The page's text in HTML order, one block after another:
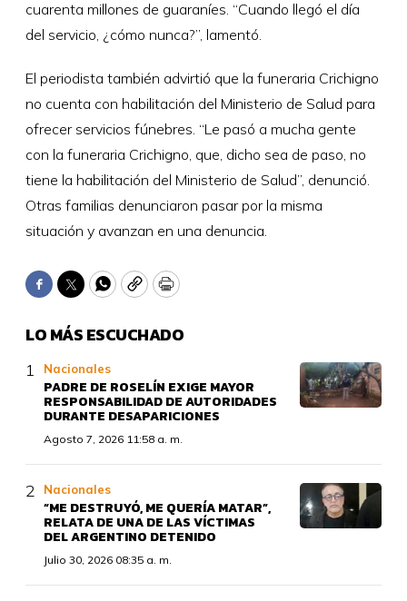
cuarenta millones de guaraníes. “Cuando llegó el día
del servicio, ¿cómo nunca?”, lamentó.
El periodista también advirtió que la funeraria Crichigno
no cuenta con habilitación del Ministerio de Salud para
ofrecer servicios fúnebres. “Le pasó a mucha gente
con la funeraria Crichigno, que, dicho sea de paso, no
tiene la habilitación del Ministerio de Salud”, denunció.
Otras familias denunciaron pasar por la misma
situación y avanzan en una denuncia.
Facebook
TwitterWhatsApp
CopyPrint
LO MÁS ESCUCHADO
Nacionales
PADRE DE ROSELÍN EXIGE MAYOR
RESPONSABILIDAD DE AUTORIDADES
DURANTE DESAPARICIONES
Agosto 7, 2026 11:58 a. m.
Nacionales
“ME DESTRUYÓ, ME QUERÍA MATAR”,
RELATA DE UNA DE LAS VÍCTIMAS
DEL ARGENTINO DETENIDO
Julio 30, 2026 08:35 a. m.